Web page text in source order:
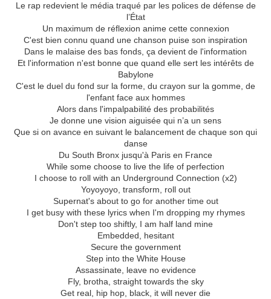
Le rap redevient le média traqué par les polices de défense de
l’État
Un maximum de réflexion anime cette connexion
C'est bien connu quand une chanson puise son inspiration
Dans le malaise des bas fonds, ça devient de l'information
Et l'information n'est bonne que quand elle sert les intérêts de
Babylone
C'est le duel du fond sur la forme, du crayon sur la gomme, de
l'enfant face aux hommes
Alors dans l'impalpabilité des probabilités
Je donne une vision aiguisée qui n’a un sens
Que si on avance en suivant le balancement de chaque son qui
danse
Du South Bronx jusqu'à Paris en France
While some choose to live the life of perfection
I choose to roll with an Underground Connection (x2)
Yoyoyoyo, transform, roll out
Supernat's about to go for another time out
I get busy with these lyrics when I'm dropping my rhymes
Don't step too shiftly, I am half land mine
Embedded, hesitant
Secure the government
Step into the White House
Assassinate, leave no evidence
Fly, brotha, straight towards the sky
Get real, hip hop, black, it will never die